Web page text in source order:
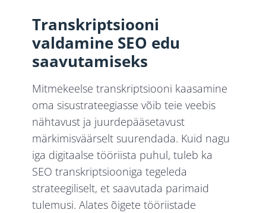
Transkriptsiooni
valdamine SEO edu
saavutamiseks
Mitmekeelse transkriptsiooni kaasamine
oma sisustrateegiasse võib teie veebis
nähtavust ja juurdepääsetavust
märkimisväärselt suurendada. Kuid nagu
iga digitaalse tööriista puhul, tuleb ka
SEO transkriptsiooniga tegeleda
strateegiliselt, et saavutada parimaid
tulemusi. Alates õigete tööriistade